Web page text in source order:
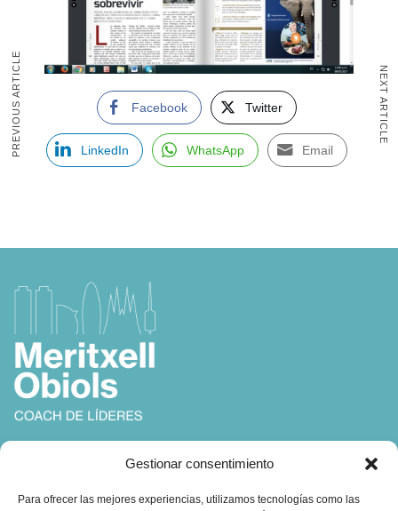
Gestionar consentimiento
Para ofrecer las mejores experiencias, utilizamos tecnologías como las
Facebook Twitter
LinkedIn WhatsApp Email
PREVIOUS ARTICLE NEXT ARTICLE
Coaching, Inteligencia Emocional y Liderazgo